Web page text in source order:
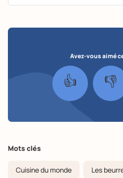
Avez-vous aimé
👍 👎
Mots clés
Cuisine du monde Les